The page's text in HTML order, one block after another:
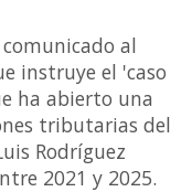
al
instruye el 'caso
ha abierto una
tributarias del
Rodríguez
2021 y 2025.